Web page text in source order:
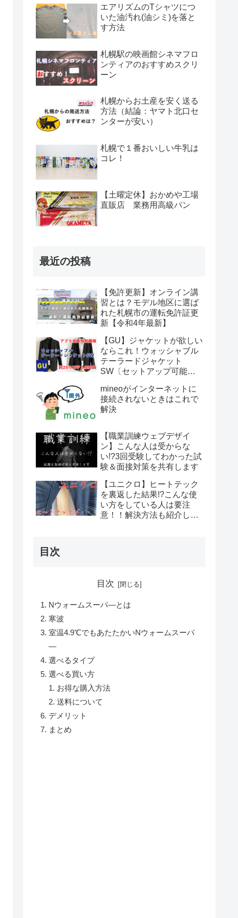
エアリズムのTシャツにつ
いた油汚れ(油シミ)を落と
す方法
札幌駅の映画館シネマフロ
ンティアのおすすめスクリ
ーン
札幌からお土産を安く送る
方法（結論：ヤマト北口セ
ンターが安い）
札幌で１番おいしい牛乳は
コレ！
【土曜定休】おかめや工場
直販店 業務用高級パン
最近の投稿
【免許更新】オンライン講
習とは？モデル地区に選ば
れた札幌市の運転免許証更
新【令和4年最新】
【GU】ジャケットが欲しい
ならこれ！ウォッシャブル
テーラードジャケット
SW〔セットアップ可能〕
価格2,990円【～2022年6月
12日まで】
mineoがインターネットに
接続されないときはこれで
解決
【職業訓練ウェブデザイ
ン】こんな人は受からな
い!?3回受験してわかった試
験＆面接対策を共有します
【ユニクロ】ヒートテック
を裏返した結果!?こんな使
い方をしている人は要注
意！！解決方法も紹介しま
目次
目次
Nウォームスーパ―とは
寒波
室温4.9℃でもあたたかいNウォームスーパ
―
選べるタイプ
選べる買い方
お得な購入方法
送料について
デメリット
まとめ